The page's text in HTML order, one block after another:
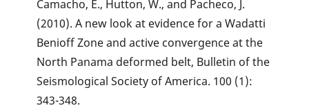
Camacho, E., Hutton, W., and Pacheco, J.
(2010). A new look at evidence for a Wadatti
Benioff Zone and active convergence at the
North Panama deformed belt, Bulletin of the
Seismological Society of America. 100 (1):
343-348.